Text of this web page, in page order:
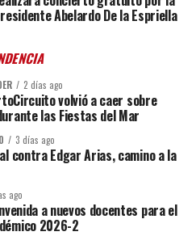
Abelardo De la Espriella
2 días ago
volvió a caer sobre
las Fiestas del Mar
3 días ago
contra Edgar Arias, camino a la
ago
a nuevos docentes para el
2026-2